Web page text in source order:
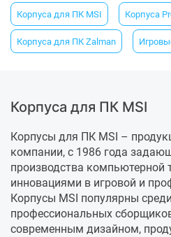
Корпуса для ПК MSI Корпуса
Корпуса для ПК Zalman
Корпуса для ПК MSI
Корпусы для ПК MSI –
компании, с 1986 года
производства компьютерной
инновациями в игровой и
Корпусы MSI популярны
профессиональных
современным дизайном,